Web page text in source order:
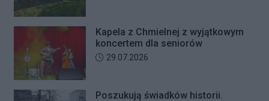
Kapela z Chmielnej z wyjątkowym
koncertem dla seniorów
Data dodania artykułu:
29.07.2026
Poszukują świadków historii.